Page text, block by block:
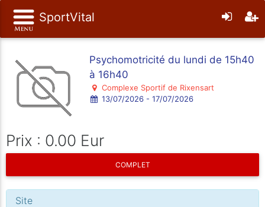
SportVital
Psychomotricité du lundi de 15h40
à 16h40
Complexe Sportif de Rixensart
13/07/2026 - 17/07/2026
Prix : 0.00 Eur
COMPLET
Site